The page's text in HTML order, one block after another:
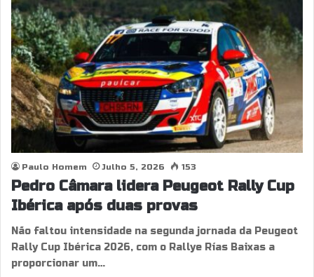
Paulo Homem Julho 5, 2026 153
Pedro Câmara lidera Peugeot Rally Cup
Ibérica após duas provas
Não faltou intensidade na segunda jornada da Peugeot
Rally Cup Ibérica 2026, com o Rallye Rías Baixas a
proporcionar um…